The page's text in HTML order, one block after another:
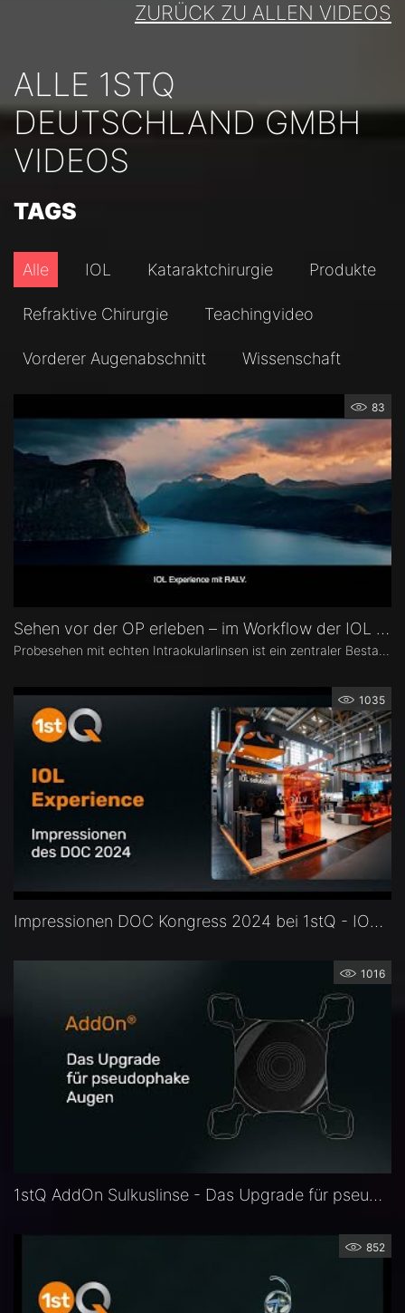
ZURÜCK ZU ALLEN VIDEOS
ALLE 1STQ
DEUTSCHLAND GMBH
VIDEOS
TAGS
Alle IOL Kataraktchirurgie Produkte
Refraktive Chirurgie Teachingvideo
Vorderer Augenabschnitt Wissenschaft
83
Sehen vor der OP erleben – im Workflow der IOL Experience
1035
Impressionen DOC Kongress 2024 bei 1stQ - IOL Experience - Intraokularlinsen vorab erleben!
1016
1stQ AddOn Sulkuslinse - Das Upgrade für pseuophake Augen
852